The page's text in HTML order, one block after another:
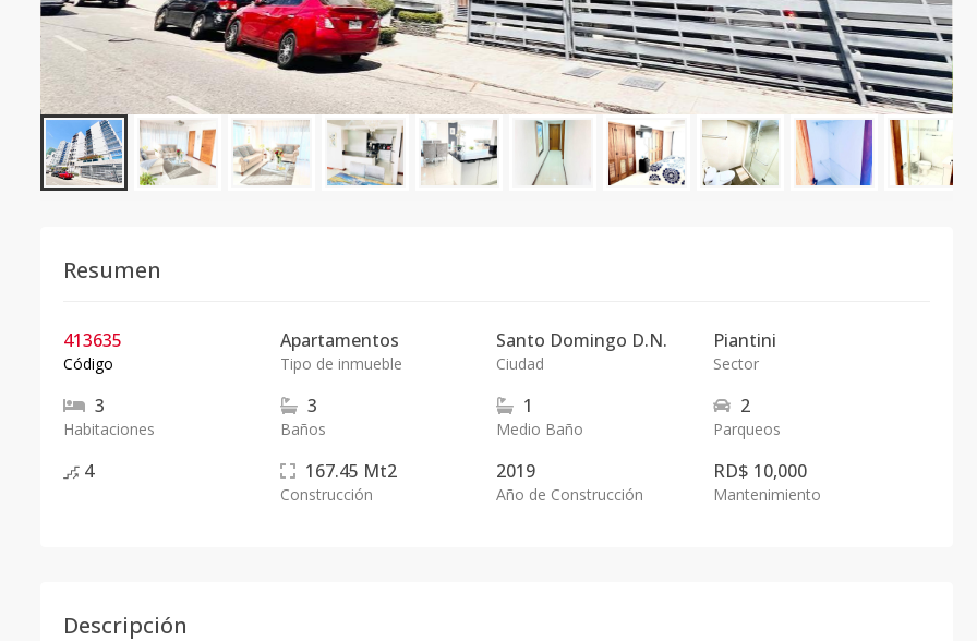
Resumen
413635
Código
Apartamentos
Tipo de inmueble
Santo Domingo D.N.
Ciudad
Piantini
Sector
3
Habitaciones
3
Baños
1
Medio Baño
2
Parqueos
4 167.45 Mt2
Construcción
2019
Año de Construcción
RD$ 10,000
Mantenimiento
Descripción